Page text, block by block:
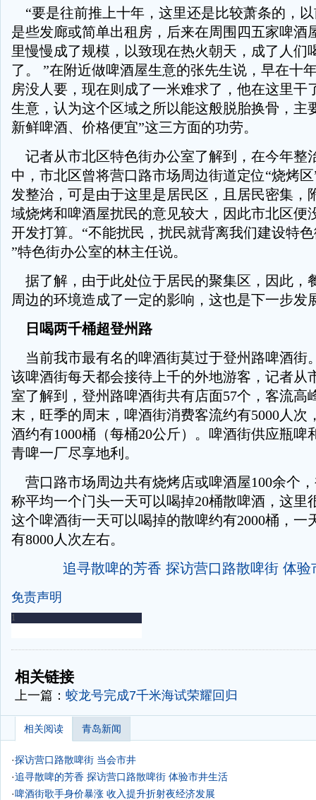
“要是往前推上十年，这里还是比较萧条的，
是些发廊或简单出租房，后来在周围四五家啤酒
里慢慢成了规模，以致现在热火朝天，成了人们
了。 ”在附近做啤酒屋生意的张先生说，早在十
房没人要，现在则成了一米难求了，他在这里干
生意，认为这个区域之所以能这般脱胎换骨，主
新鲜啤酒、价格便宜”这三方面的功劳。
记者从市北区特色街办公室了解到，在今年整
中，市北区曾将营口路市场周边街道定位“烧烤
发整治，可是由于这里是居民区，且居民密集，
域烧烤和啤酒屋扰民的意见较大，因此市北区便
开发打算。“不能扰民，扰民就背离我们建设特
”特色街办公室的林主任说。
据了解，由于此处位于居民的聚集区，因此，
周边的环境造成了一定的影响，这也是下一步发
日喝两千桶超登州路
当前我市最有名的啤酒街莫过于登州路啤酒街
该啤酒街每天都会接待上千的外地游客，记者从
室了解到，登州路啤酒街共有店面57个，客流高
末，旺季的周末，啤酒街消费客流约有5000人次
酒约有1000桶（每桶20公斤）。啤酒街供应瓶啤
青啤一厂尽享地利。
营口路市场周边共有烧烤店或啤酒屋100余个
称平均一个门头一天可以喝掉20桶散啤酒，这里
这个啤酒街一天可以喝掉的散啤约有2000桶，一
有8000人次左右。
追寻散啤的芳香 探访营口路散啤街 体验
免责声明
-
相关链接
上一篇： 蛟龙号完成7千米海试荣耀回归
相关阅读 青岛新闻
·探访营口路散啤街 当会市井
·追寻散啤的芳香 探访营口路散啤街 体验市井生活
·啤酒街歌手身价暴涨 收入提升折射夜经济发展